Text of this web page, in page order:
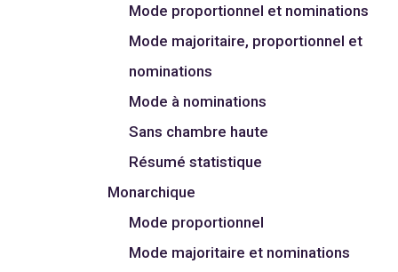
Mode proportionnel et nominations
Mode majoritaire, proportionnel et
nominations
Mode à nominations
Sans chambre haute
Résumé statistique
Monarchique
Mode proportionnel
Mode majoritaire et nominations